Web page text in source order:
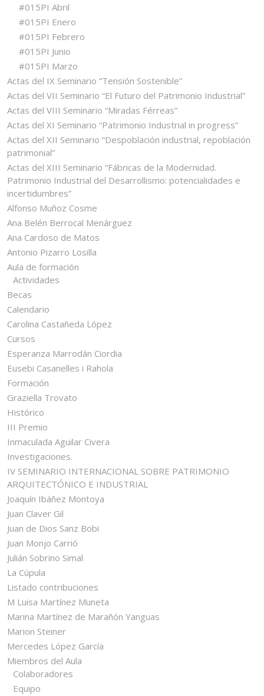
#015PI Abril
#015PI Enero
#015PI Febrero
#015PI Junio
#015PI Marzo
Actas del IX Seminario “Tensión Sostenible”
Actas del VII Seminario “El Futuro del Patrimonio Industrial”
Actas del VIII Seminario “Miradas Férreas”
Actas del XI Seminario “Patrimonio Industrial in progress”
Actas del XII Seminario “Despoblación industrial, repoblación
patrimonial”
Actas del XIII Seminario “Fábricas de la Modernidad.
Patrimonio Industrial del Desarrollismo: potencialidades e
incertidumbres”
Alfonso Muñoz Cosme
Ana Belén Berrocal Menárguez
Ana Cardoso de Matos
Antonio Pizarro Losilla
Aula de formación
Actividades
Becas
Calendario
Carolina Castañeda López
Cursos
Esperanza Marrodán Ciordia
Eusebi Casanelles i Rahola
Formación
Graziella Trovato
Histórico
III Premio
Inmaculada Aguilar Civera
Investigaciones.
IV SEMINARIO INTERNACIONAL SOBRE PATRIMONIO
ARQUITECTÓNICO E INDUSTRIAL
Joaquín Ibáñez Montoya
Juan Claver Gil
Juan de Dios Sanz Bobi
Juan Monjo Carrió
Julián Sobrino Simal
La Cúpula
Listado contribuciones
M Luisa Martínez Muneta
Marina Martínez de Marañón Yanguas
Marion Steiner
Mercedes López García
Miembros del Aula
Colaboradores
Equipo